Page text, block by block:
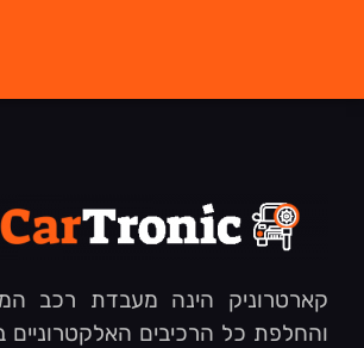
קארטרוניק הינה מעבדת רכב
והחלפת כל הרכיבים האלקטרוניים